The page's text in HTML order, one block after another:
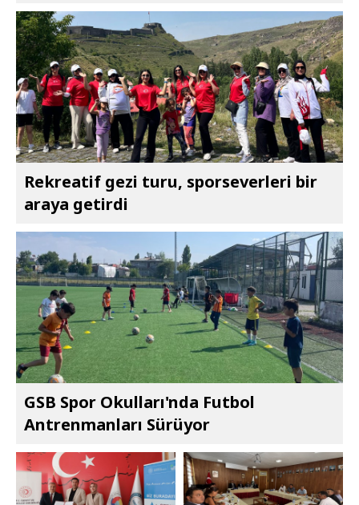
Rekreatif gezi turu, sporseverleri bir
araya getirdi
GSB Spor Okulları'nda Futbol
Antrenmanları Sürüyor